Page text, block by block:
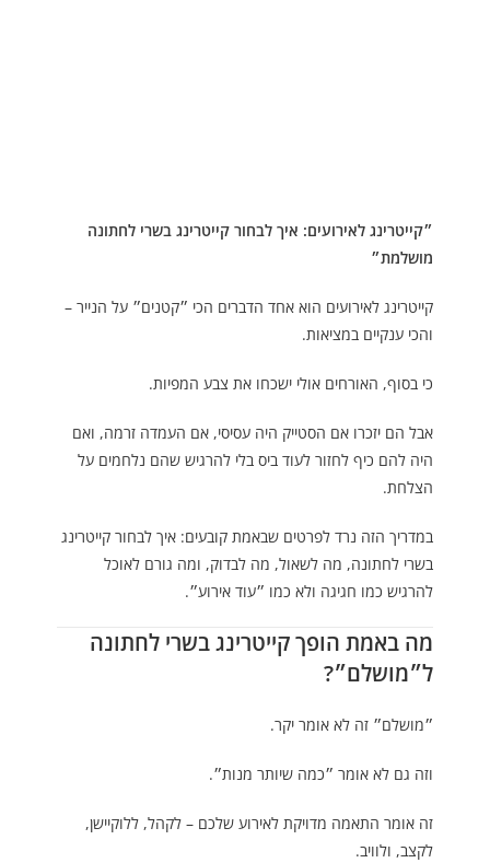
״קייטרינג לאירועים: איך לבחור קייטרינג בשרי לחתונה
מושלמת״
קייטרינג לאירועים הוא אחד הדברים הכי ״קטנים״ על הנייר –
והכי ענקיים במציאות.
כי בסוף, האורחים אולי ישכחו את צבע המפיות.
אבל הם יזכרו אם הסטייק היה עסיסי, אם העמדה זרמה, ואם
היה להם כיף לחזור לעוד ביס בלי להרגיש שהם נלחמים על
הצלחת.
במדריך הזה נרד לפרטים שבאמת קובעים: איך לבחור קייטרינג
בשרי לחתונה, מה לשאול, מה לבדוק, ומה גורם לאוכל
להרגיש כמו חגיגה ולא כמו ״עוד אירוע״.
מה באמת הופך קייטרינג בשרי לחתונה
ל״מושלם״?
״מושלם״ זה לא אומר יקר.
וזה גם לא אומר ״כמה שיותר מנות״.
זה אומר התאמה מדויקת לאירוע שלכם – לקהל, ללוקיישן,
לקצב, ולוויב.